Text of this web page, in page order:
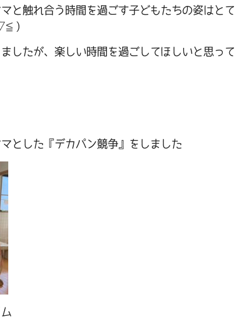
と触れ合う時間を過ごす子どもたちの姿はとて
したが、楽しい時間を過ごしてほしいと思って
とした『デカパン競争』をしました